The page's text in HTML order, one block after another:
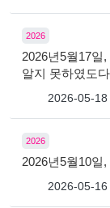
2026
2026년5월17일
알지 못하였도
2026-05-18
2026
2026년5월10일
2026-05-16